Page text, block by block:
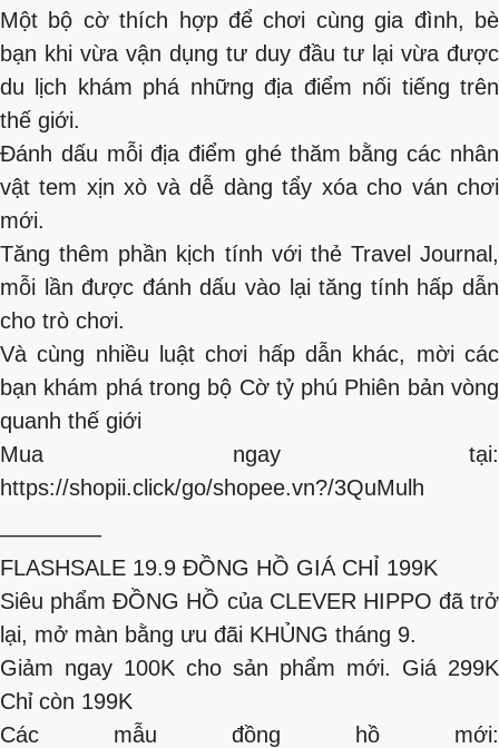
Một bộ cờ thích hợp để chơi cùng gia đình, bè
bạn khi vừa vận dụng tư duy đầu tư lại vừa được
du lịch khám phá những địa điểm nối tiếng trên
thế giới.
Đánh dấu mỗi địa điểm ghé thăm bằng các nhân
vật tem xịn xò và dễ dàng tẩy xóa cho ván chơi
mới.
Tăng thêm phần kịch tính với thẻ Travel Journal,
mỗi lần được đánh dấu vào lại tăng tính hấp dẫn
cho trò chơi.
Và cùng nhiều luật chơi hấp dẫn khác, mời các
bạn khám phá trong bộ Cờ tỷ phú Phiên bản vòng
quanh thế giới
Mua ngay tại:
https://shopii.click/go/shopee.vn?/3QuMulh
————–
FLASHSALE 19.9 ĐỒNG HỒ GIÁ CHỈ 199K
Siêu phẩm ĐỒNG HỒ của CLEVER HIPPO đã trở
lại, mở màn bằng ưu đãi KHỦNG tháng 9.
Giảm ngay 100K cho sản phẩm mới. Giá 299K
Chỉ còn 199K
Các mẫu đồng hồ mới: